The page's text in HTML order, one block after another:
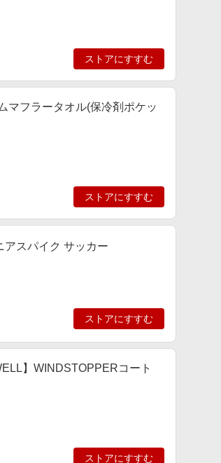
ストアにすすむ
マフラータオル(保冷剤ポケッ
ストアにすすむ
アスパイク サッカー
ストアにすすむ
】WINDSTOPPERコート
ストアにすすむ